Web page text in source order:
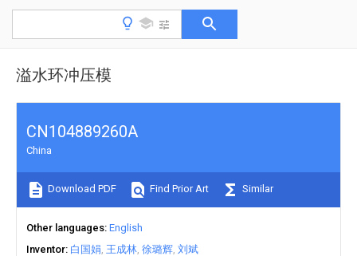
溢水环冲压模
CN104889260A
China
Download PDF Find Prior Art Similar
Other languages English
Inventor 白国娟 王成林 徐璐辉 刘斌